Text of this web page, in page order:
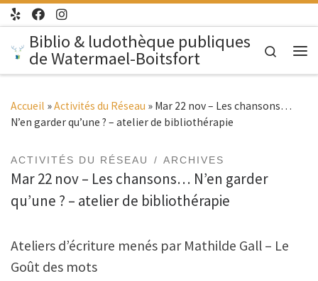
Passer au contenu
Biblio & ludothèque publiques
de Watermael-Boitsfort
Search
Accueil »Activités du Réseau » Mar 22 nov – Les chansons…
N’en garder qu’une ? – atelier de bibliothérapie
ACTIVITÉS DU RÉSEAU ARCHIVES
Mar 22 nov – Les chansons… N’en garder
qu’une ? – atelier de bibliothérapie
Ateliers d’écriture menés par Mathilde Gall – Le
Goût des mots